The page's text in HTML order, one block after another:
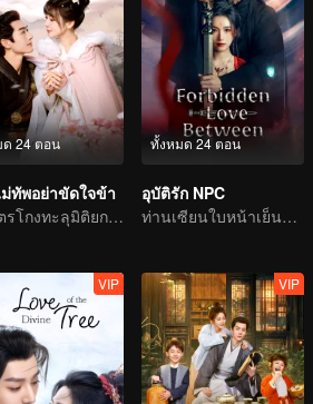
24 ตอน
ทัพอย่าขัดใจข้า
เปิดสูตรโกงทะลุมิติยกทีม
ทั้งหมด 24 ตอน
อุบัติรัก NPC
ท่านเซียนใบหน้าเย็นชาติดด่านเคราะห์ความรัก ตกหลุมรักนางมารสาว
VIP VIP